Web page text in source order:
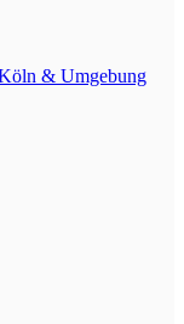
& Umgebung